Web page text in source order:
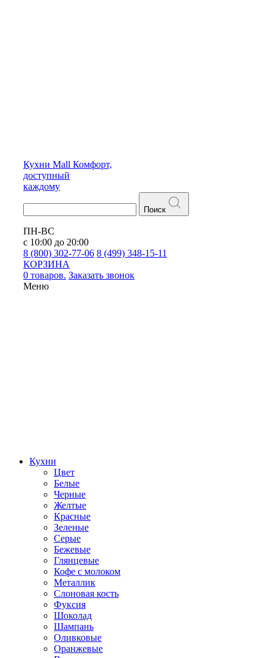
Кухни Mall Комфорт,
доступный
каждому
Поиск
ПН-ВС
с 10:00 до 20:00
8 (800) 302-77-06 8 (499) 348-15-11
КОРЗИНА
0 товаров. Заказать звонок
Меню
Кухни
Цвет
Белые
Черные
Желтые
Красные
Зеленые
Серые
Бежевые
Глянцевые
Кофе с молоком
Металлик
Слоновая кость
Фуксия
Шоколад
Шампань
Оливковые
Оранжевые